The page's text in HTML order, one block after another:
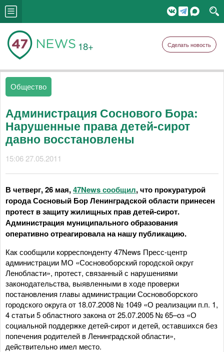
18+ Сделать новость
Общество
Администрация Соснового Бора:
Нарушенные права детей-сирот
давно восстановлены
15:06 27.05.2011
В четверг, 26 мая,47News сообщил, что прокуратурой
города Сосновый Бор Ленинградской области принесен
протест в защиту жилищных прав детей-сирот.
Администрация муниципального образования
оперативно отреагировала на нашу публикацию.
Как сообщили корреспонденту 47News Пресс-центр
администрации МО «Сосновоборский городской округ
Ленобласти», протест, связанный с нарушениями
законодательства, выявленными в ходе проверки
постановления главы администрации Сосновоборского
городского округа от 18.07.2008 № 1049 «О реализации п.п. 1,
4 статьи 5 областного закона от 25.07.2005 № 65–оз «О
социальной поддержке детей-сирот и детей, оставшихся без
попечения родителей в Ленинградской области»,
действительно имел место.